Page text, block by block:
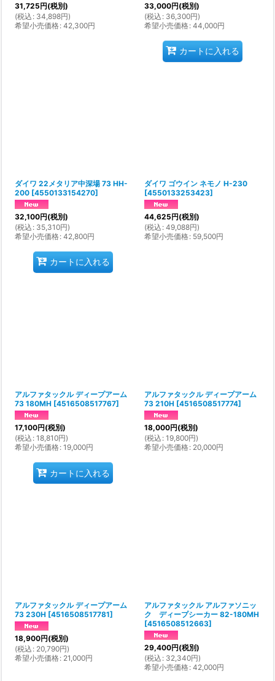
31,725円(税別)
(税込 : 34,898円)
希望小売価格: 42,300円
33,000円(税別)
(税込 : 36,300円)
希望小売価格: 44,000円
カートに入れる
ダイワ 22メタリア中深場 73 HH-
200 [4550133154270]
32,100円(税別)
(税込 : 35,310円)
希望小売価格: 42,800円
カートに入れる
ダイワ ゴウイン ネモノ H-230
[4550133253423]
44,625円(税別)
(税込 : 49,088円)
希望小売価格: 59,500円
アルファタックル ディープアーム
73 180MH [4516508517767]
17,100円(税別)
(税込 : 18,810円)
希望小売価格: 19,000円
カートに入れる
アルファタックル ディープアーム
73 210H [4516508517774]
18,000円(税別)
(税込 : 19,800円)
希望小売価格: 20,000円
アルファタックル ディープアーム
73 230H [4516508517781]
18,900円(税別)
(税込 : 20,790円)
希望小売価格: 21,000円
アルファタックル アルファソニッ
ク ディープシーカー 82-180MH
[4516508512663]
29,400円(税別)
(税込 : 32,340円)
希望小売価格: 42,000円